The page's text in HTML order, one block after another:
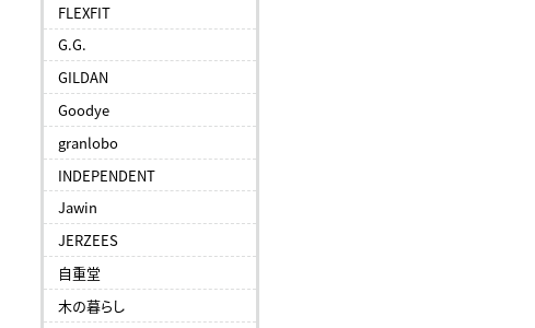
FLEXFIT
G.G.
GILDAN
Goodye
granlobo
INDEPENDENT
Jawin
JERZEES
自重堂
木の暮らし